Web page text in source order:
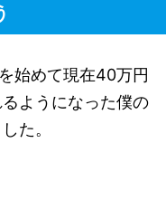
始めて現在40万円
ようになった僕の
た。